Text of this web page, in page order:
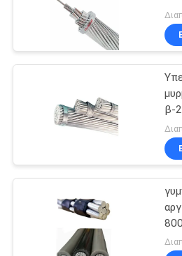
β-